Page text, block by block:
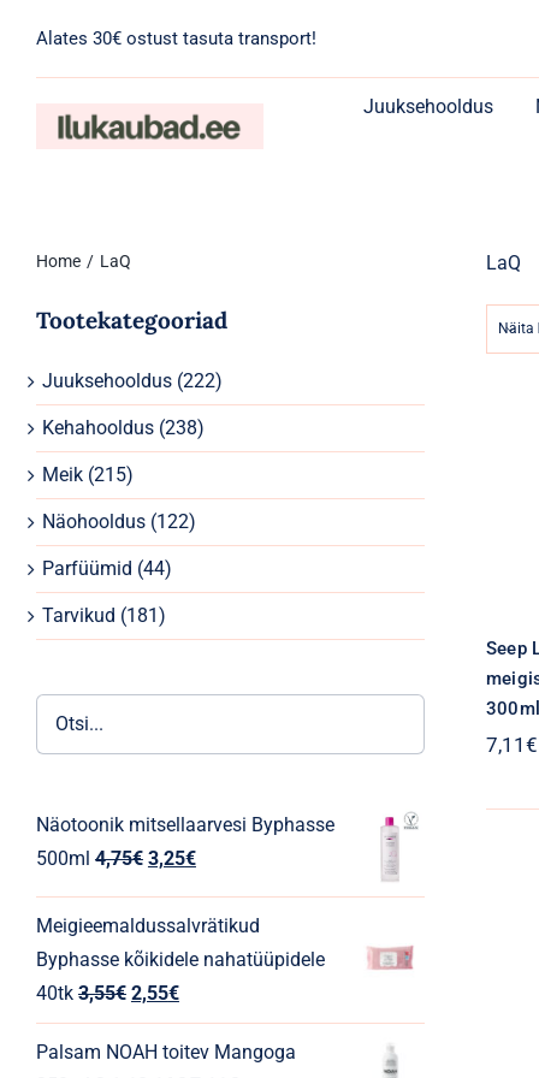
content
Alates 30€ ostust tasuta transport!
Juuksehooldus
Home LaQ
Tootekategooriad
Juuksehooldus (222)
Kehahooldus (238)
Meik (215)
Näohooldus (122)
Parfüümid (44)
Tarvikud (181)
Näotoonik mitsellaarvesi Byphasse
500ml 4,75€ Algne
oli:
4,75€.
3,25€Praegune
on:
3,25€.
Meigieemaldussalvrätikud
Byphasse kõikidele nahatüüpidele
40tk 3,55€ Algne
hind
oli:
2,55€Praegune
hind
on:
Palsam NOAH toitev Mangoga
LaQ
Näita
Seep
300ml
7,11 €